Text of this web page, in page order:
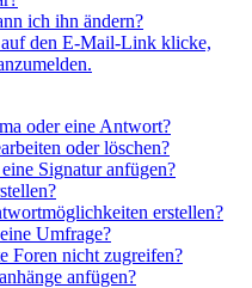
ich ihn ändern?
den E-Mail-Link klicke,
oder eine Antwort?
oder löschen?
Signatur anfügen?
erstellen?
Umfrage?
Foren nicht zugreifen?
anfügen?